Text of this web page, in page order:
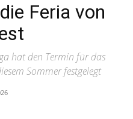
Feria von
hat den Termin für das
Sommer festgelegt